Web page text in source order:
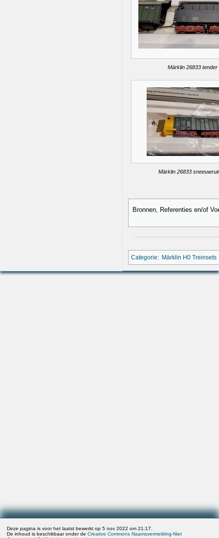
Märklin 26833 tender
Märklin 26833
Bronnen, Referenties en/of
Categorie: Märklin H0 Treinsets
Deze pagina is voor het laatst bewerkt op 5 nov 2022 om 21:17.
De inhoud is beschikbaar onder deCreative Commons Naamsvermelding-Niet